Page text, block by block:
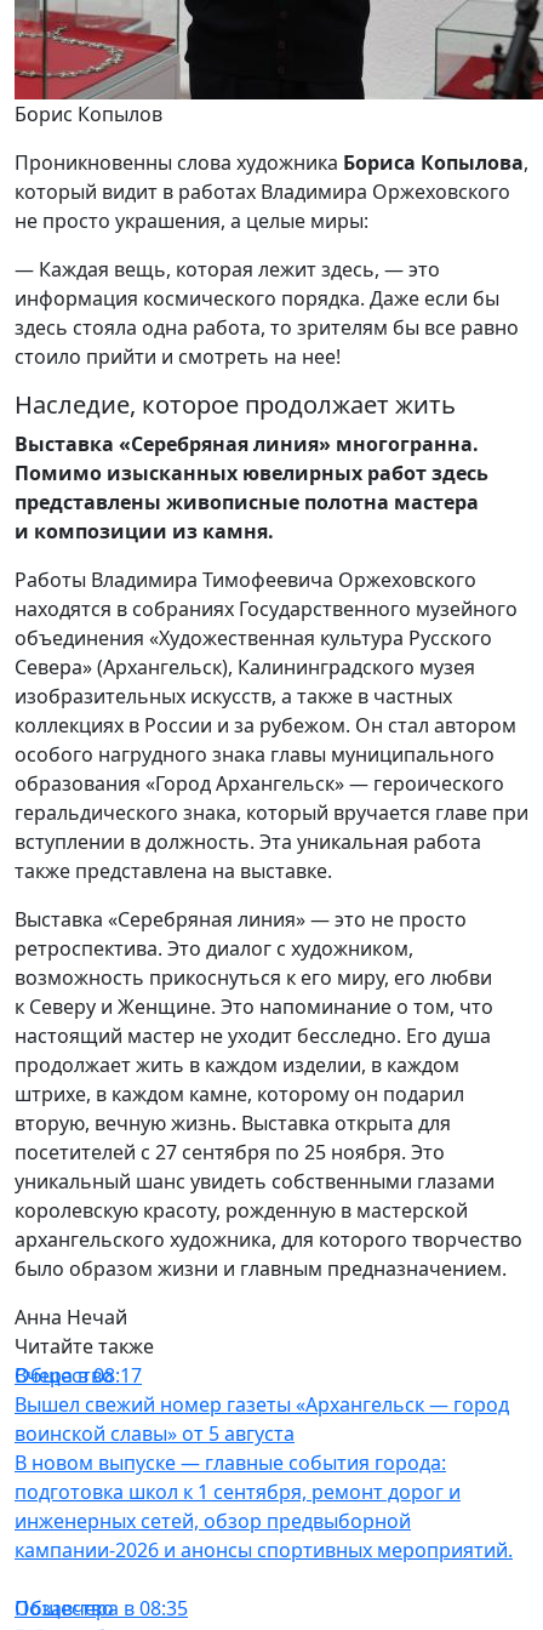
Борис Копылов
Проникновенны слова художника Бориса Копылова,
который видит в работах Владимира Оржеховского
не просто украшения, а целые миры:
— Каждая вещь, которая лежит здесь, — это
информация космического порядка. Даже если бы
здесь стояла одна работа, то зрителям бы все равно
стоило прийти и смотреть на нее!
Наследие, которое продолжает жить
Выставка «Серебряная линия» многогранна.
Помимо изысканных ювелирных работ здесь
представлены живописные полотна мастера
и композиции из камня.
Работы Владимира Тимофеевича Оржеховского
находятся в собраниях Государственного музейного
объединения «Художественная культура Русского
Севера» (Архангельск), Калининградского музея
изобразительных искусств, а также в частных
коллекциях в России и за рубежом. Он стал автором
особого нагрудного знака главы муниципального
образования «Город Архангельск» — героического
геральдического знака, который вручается главе при
вступлении в должность. Эта уникальная работа
также представлена на выставке.
Выставка «Серебряная линия» — это не просто
ретроспектива. Это диалог с художником,
возможность прикоснуться к его миру, его любви
к Северу и Женщине. Это напоминание о том, что
настоящий мастер не уходит бесследно. Его душа
продолжает жить в каждом изделии, в каждом
штрихе, в каждом камне, которому он подарил
вторую, вечную жизнь. Выставка открыта для
посетителей с 27 сентября по 25 ноября. Это
уникальный шанс увидеть собственными глазами
королевскую красоту, рожденную в мастерской
архангельского художника, для которого творчество
было образом жизни и главным предназначением.
Анна Нечай
Читайте также
Общество
Вчера в 08:17
Вышел свежий номер газеты «Архангельск — город
воинской славы» от 5 августа
В новом выпуске — главные события города:
подготовка школ к 1 сентября, ремонт дорог и
инженерных сетей, обзор предвыборной
кампании-2026 и анонсы спортивных мероприятий.
Общество
Позавчера в 08:35